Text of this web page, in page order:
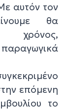
αυτόν τον
θα
χρόνος,
επόμενη
το